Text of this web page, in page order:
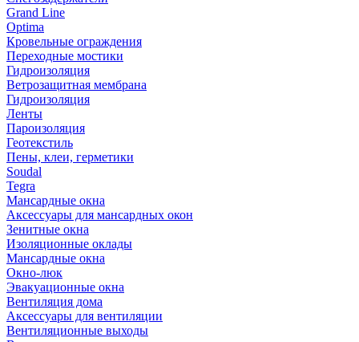
Grand Line
Optima
Кровельные ограждения
Переходные мостики
Гидроизоляция
Ветрозащитная мембрана
Гидроизоляция
Ленты
Пароизоляция
Геотекстиль
Пены, клеи, герметики
Soudal
Tegra
Мансардные окна
Аксессуары для мансардных окон
Зенитные окна
Изоляционные оклады
Мансардные окна
Окно-люк
Эвакуационные окна
Вентиляция дома
Аксессуары для вентиляции
Вентиляционные выходы